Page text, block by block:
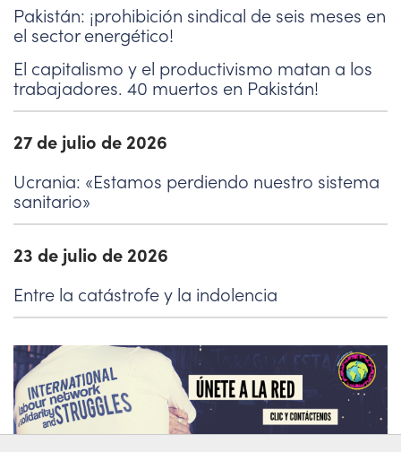
Pakistán: ¡prohibición sindical de seis meses en
el sector energético!
El capitalismo y el productivismo matan a los
trabajadores. 40 muertos en Pakistán!
27 de julio de 2026
Ucrania: «Estamos perdiendo nuestro sistema
sanitario»
23 de julio de 2026
Entre la catástrofe y la indolencia